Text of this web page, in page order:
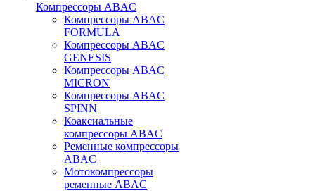
Компрессоры ABAC
Компрессоры ABAC
FORMULA
Компрессоры ABAC
GENESIS
Компрессоры ABAC
MICRON
Компрессоры ABAC
SPINN
Коаксиальные
компрессоры ABAC
Ременные компрессоры
ABAC
Мотокомпрессоры
ременные ABAC